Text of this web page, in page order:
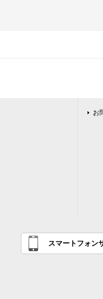
お
スマートフォン